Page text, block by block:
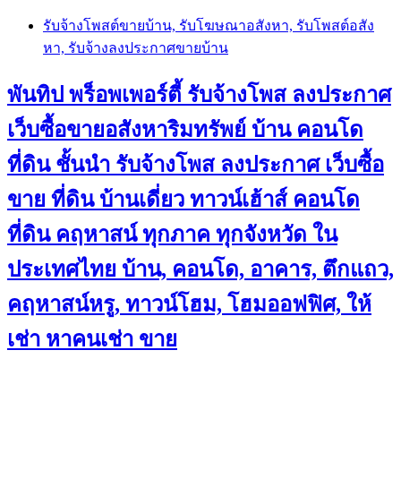
Skip
content
รับจ้างโพสต์ขายบ้าน, รับโฆษณาอสังหา, รับโพสต์อสัง
หา, รับจ้างลงประกาศขายบ้าน
พันทิป พร็อพเพอร์ตี้ รับจ้างโพส ลงประกาศ
เว็บซื้อขายอสังหาริมทรัพย์ บ้าน คอนโด
ที่ดิน ชั้นนำ รับจ้างโพส ลงประกาศ เว็บซื้อ
ขาย ที่ดิน บ้านเดี่ยว ทาวน์เฮ้าส์ คอนโด
ที่ดิน คฤหาสน์ ทุกภาค ทุกจังหวัด ใน
ประเทศไทย บ้าน, คอนโด, อาคาร, ตึกแถว,
คฤหาสน์หรู, ทาวน์โฮม, โฮมออฟฟิศ, ให้
เช่า หาคนเช่า ขาย